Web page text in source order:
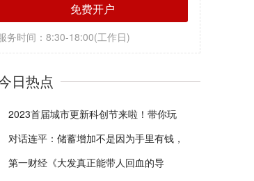
免费开户
务时间：8:30-18:00(工作日)
日热点
2023首届城市更新科创节来啦！带你玩
对话连平：储蓄增加不是因为手里有钱，
第一财经《大发真正能带人回血的导